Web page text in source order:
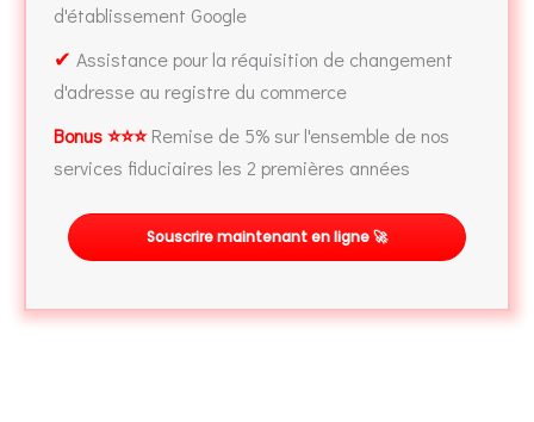
d'établissement Google
✔ Assistance pour la réquisition de changement
d'adresse au registre du commerce
Bonus ⭐⭐⭐Remise de 5% sur l'ensemble de nos
services fiduciaires les 2 premières années
Souscrire maintenant en ligne 🚀